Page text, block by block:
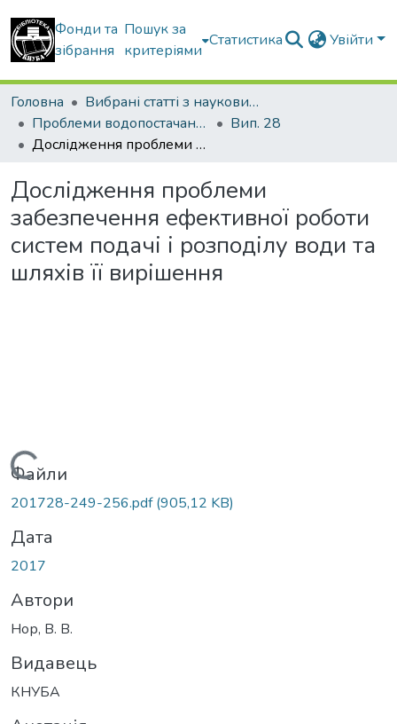
Фонди та
зібрання
Пошук за
критеріями
Статистика Увійти
Головна
Вибрані статті з наукових збірників КНУБА
Проблеми водопостачання, водовідведення та гідравліки
Вип. 28
Дослідження проблеми забезпечення ефективної роботи систем подачі і розподілу води та шляхів її вирішення
Дослідження проблеми
забезпечення ефективної роботи
систем подачі і розподілу води та
шляхів її вирішення
Вантажиться...
Файли
201728-249-256.pdf(905,12 KB)
Дата
2017
Автори
Нор, В. В.
Видавець
КНУБА